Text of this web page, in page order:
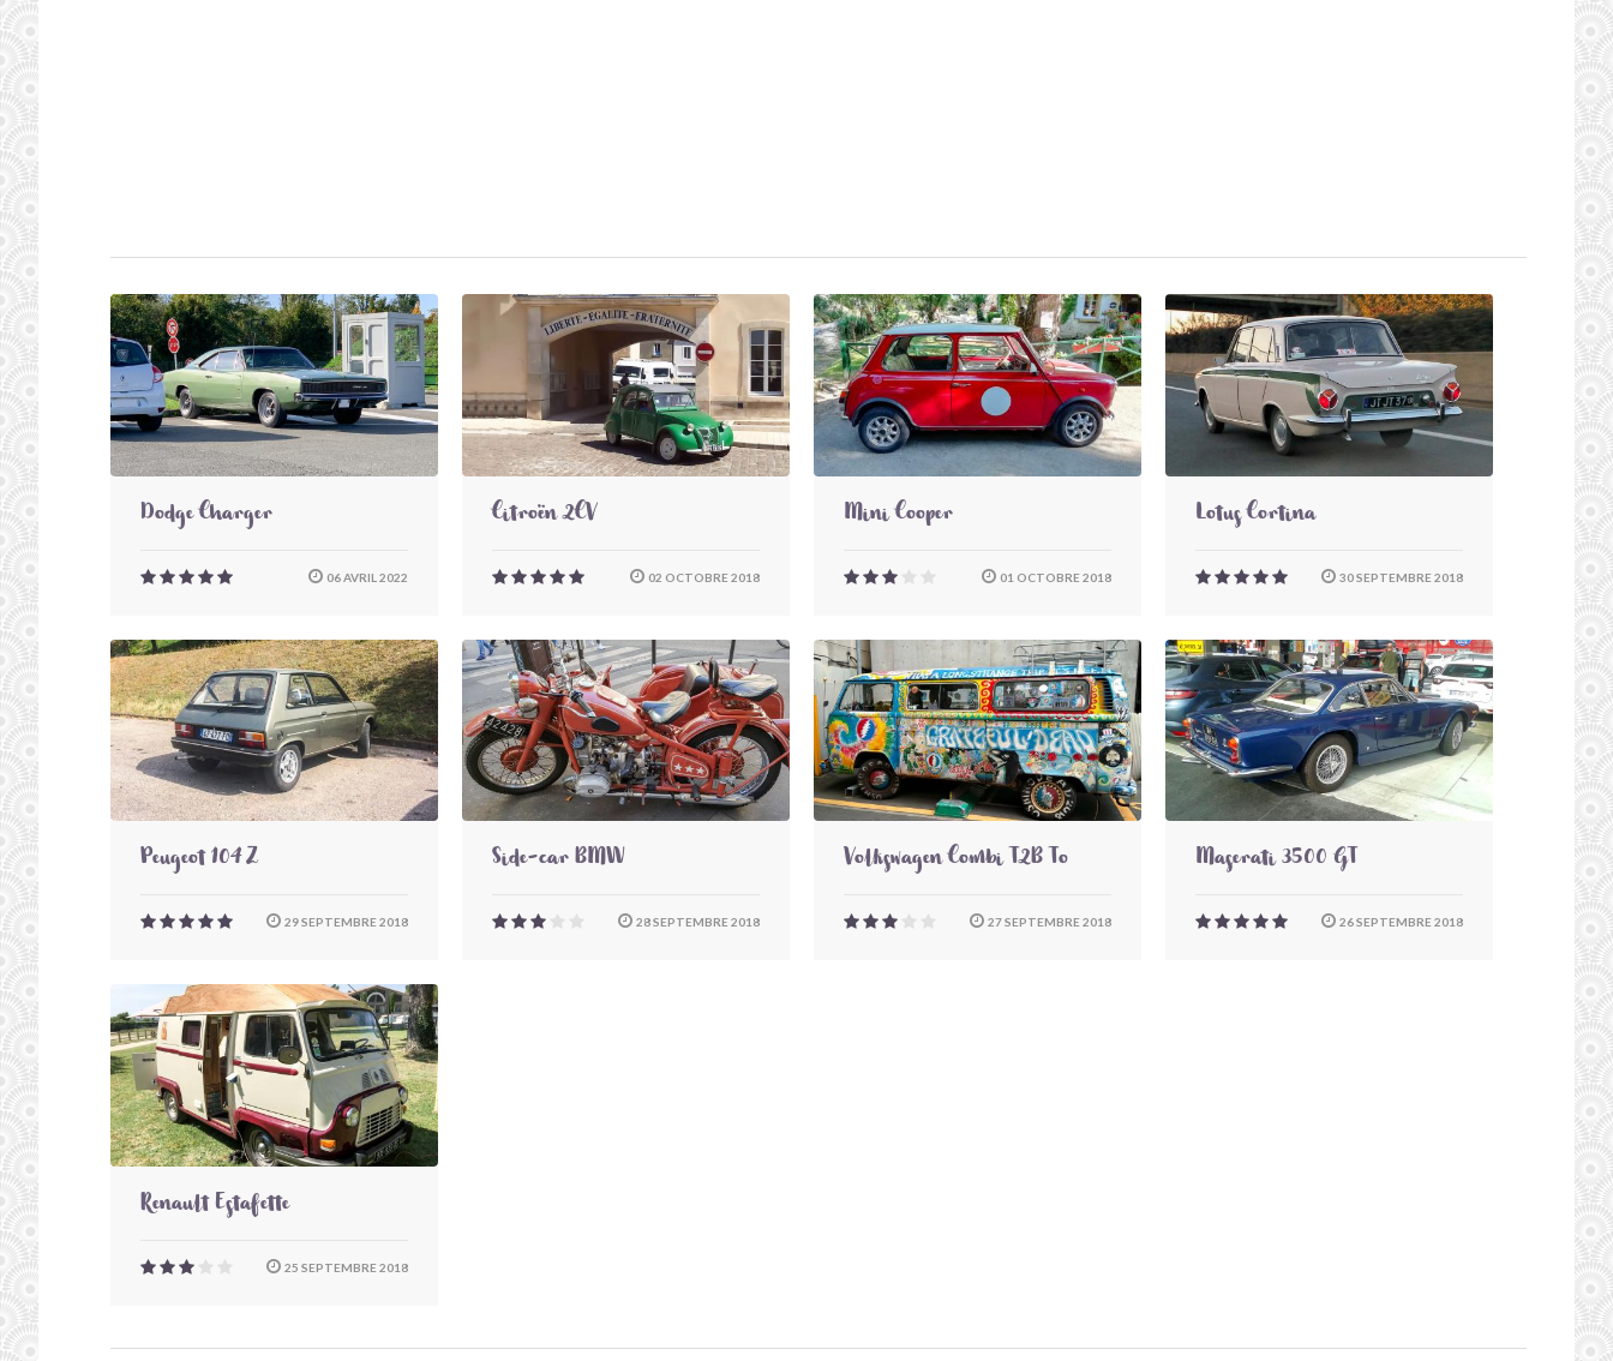
Dodge Charger
06 AVRIL 2022
Citroën 2CV
02 OCTOBRE 2018
Mini Cooper
01 OCTOBRE 2018
Lotus Cortina
30 SEPTEMBRE 2018
Peugeot 104 Z
29 SEPTEMBRE 2018
Side-car BMW
28 SEPTEMBRE 2018
Volkswagen Combi T2B To
27 SEPTEMBRE 2018
Maserati 3500 GT
26 SEPTEMBRE 2018
Renault Estafette
25 SEPTEMBRE 2018